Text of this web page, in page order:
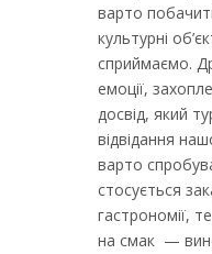
варто
культурні
сприймаємо.
емоції,
досвід, який
відвідання
варто
стосується
гастрономії,
на смак —